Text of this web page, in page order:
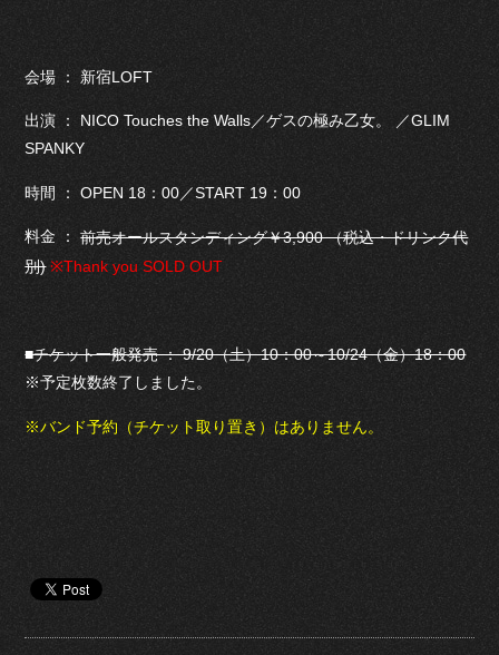
会場 ： 新宿LOFT
出演 ： NICO Touches the Walls／ゲスの極み乙女。 ／GLIM
SPANKY
時間 ： OPEN 18：00／START 19：00
料金 ：前売オールスタンディング￥3,900 （税込・ドリンク代
別) ※Thank you SOLD OUT
■チケット一般発売 ： 9/20（土）10：00～10/24（金）18：00
※予定枚数終了しました。
※バンド予約（チケット取り置き）はありません。